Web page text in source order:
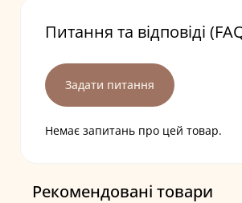
Питання та відповіді
Задати питання
Немає запитань про цей товар.
Рекомендовані товари